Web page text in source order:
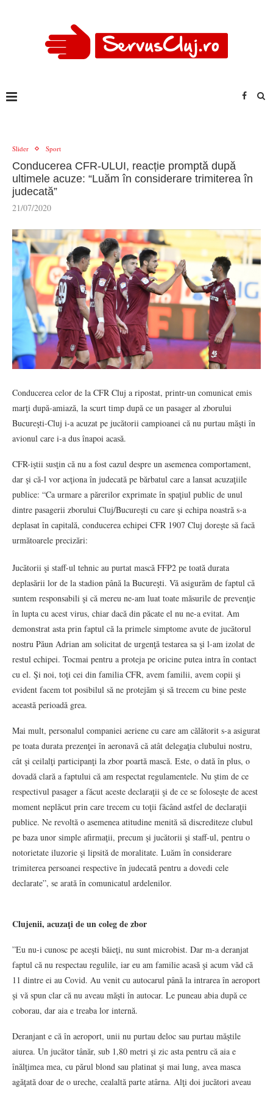
Slider Sport
Conducerea CFR-ULUI, reacție promptă după
ultimele acuze: “Luăm în considerare trimiterea în
judecată”
21/07/2020
Conducerea celor de la CFR Cluj a ripostat, printr-un comunicat emis
marţi după-amiază, la scurt timp după ce un pasager al zborului
Bucureşti-Cluj i-a acuzat pe jucătorii campioanei că nu purtau măşti în
avionul care i-a dus înapoi acasă.
CFR-iştii susţin că nu a fost cazul despre un asemenea comportament,
dar şi că-l vor acţiona în judecată pe bărbatul care a lansat acuzaţiile
publice: “Ca urmare a părerilor exprimate în spaţiul public de unul
dintre pasagerii zborului Cluj/Bucureşti cu care şi echipa noastră s-a
deplasat în capitală, conducerea echipei CFR 1907 Cluj doreşte să facă
următoarele precizări:
Jucătorii şi staff-ul tehnic au purtat mască FFP2 pe toată durata
deplasării lor de la stadion până la Bucureşti. Vă asigurăm de faptul că
suntem responsabili şi că mereu ne-am luat toate măsurile de prevenţie
în lupta cu acest virus, chiar dacă din păcate el nu ne-a evitat. Am
demonstrat asta prin faptul că la primele simptome avute de jucătorul
nostru Păun Adrian am solicitat de urgenţă testarea sa şi l-am izolat de
restul echipei. Tocmai pentru a proteja pe oricine putea intra în contact
cu el. Şi noi, toţi cei din familia CFR, avem familii, avem copii şi
evident facem tot posibilul să ne protejăm şi să trecem cu bine peste
această perioadă grea.
Mai mult, personalul companiei aeriene cu care am călătorit s-a asigurat
pe toata durata prezenţei în aeronavă că atât delegaţia clubului nostru,
cât şi ceilalţi participanţi la zbor poartă mască. Este, o dată în plus, o
dovadă clară a faptului că am respectat regulamentele. Nu ştim de ce
respectivul pasager a făcut aceste declaraţii şi de ce se foloseşte de acest
moment neplăcut prin care trecem cu toţii făcând astfel de declaraţii
publice. Ne revoltă o asemenea atitudine menită să discrediteze clubul
pe baza unor simple afirmaţii, precum şi jucătorii şi staff-ul, pentru o
notorietate iluzorie şi lipsită de moralitate. Luăm în considerare
trimiterea persoanei respective în judecată pentru a dovedi cele
declarate”, se arată în comunicatul ardelenilor.
Clujenii, acuzaţi de un coleg de zbor
”Eu nu-i cunosc pe aceşti băieţi, nu sunt microbist. Dar m-a deranjat
faptul că nu respectau regulile, iar eu am familie acasă şi acum văd că
11 dintre ei au Covid. Au venit cu autocarul până la intrarea în aeroport
şi vă spun clar că nu aveau măşti în autocar. Le puneau abia după ce
coborau, dar aia e treaba lor internă.
Deranjant e că în aeroport, unii nu purtau deloc sau purtau măştile
aiurea. Un jucător tânăr, sub 1,80 metri şi zic asta pentru că aia e
înălţimea mea, cu părul blond sau platinat şi mai lung, avea masca
agăţată doar de o ureche, cealaltă parte atârna. Alţi doi jucători aveau